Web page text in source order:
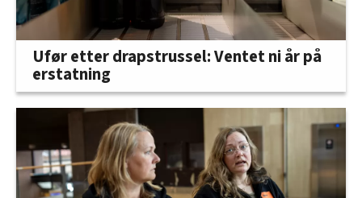
Ufør etter drapstrussel: Ventet ni år på
erstatning